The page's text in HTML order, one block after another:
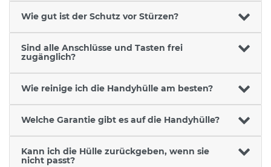
Wie gut ist der Schutz vor Stürzen?
Sind alle Anschlüsse und Tasten frei
zugänglich?
Wie reinige ich die Handyhülle am besten?
Welche Garantie gibt es auf die Handyhülle?
Kann ich die Hülle zurückgeben, wenn sie
nicht passt?